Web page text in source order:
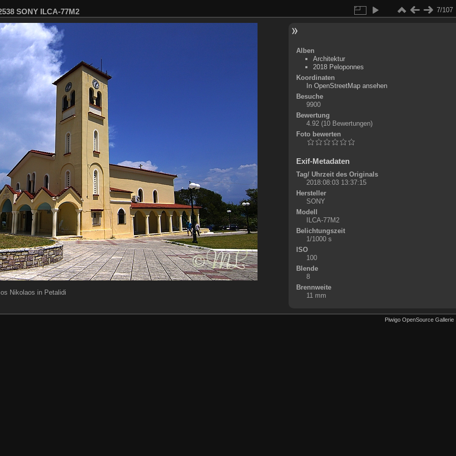
SONY ILCA-77M2 7/107
Nikolaos in Petalidi
Alben
Architektur
2018 Peloponnes
Koordinaten
+
-
In OpenStreetMap ansehen
Besuche
9900
Bewertung
4.92 (10 Bewertungen)
Foto bewerten
Exif-Metadaten
Tag/ Uhrzeit des Originals
2018:08:03 13:37:15
Hersteller
SONY
Modell
ILCA-77M2
Belichtungszeit
1/1000 s
ISO
100
Blende
8
Brennweite
11 mm
Piwigo OpenSource Gallerie